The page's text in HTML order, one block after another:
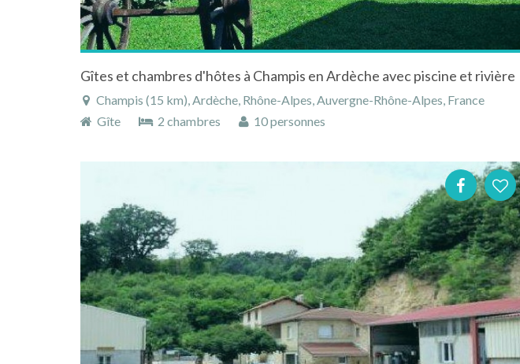
Gîtes et chambres d'hôtes à Champis en Ardèche avec piscine et rivière
Champis (15 km), Ardèche, Rhône-Alpes, Auvergne-Rhône-Alpes, France
Gîte
2 chambres 10 personnes